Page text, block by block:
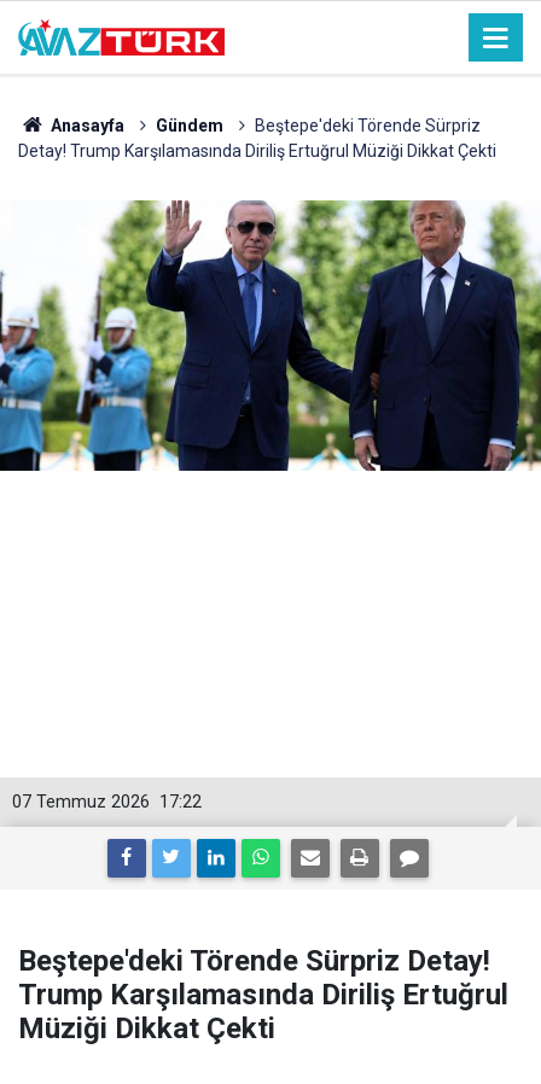
Anasayfa Gündem
Beştepe'deki Törende Sürpriz
Detay! Trump Karşılamasında Diriliş Ertuğrul Müziği Dikkat Çekti
17:22
07 Temmuz 2026
Beştepe'deki Törende Sürpriz Detay!
Trump Karşılamasında Diriliş Ertuğrul
Müziği Dikkat Çekti